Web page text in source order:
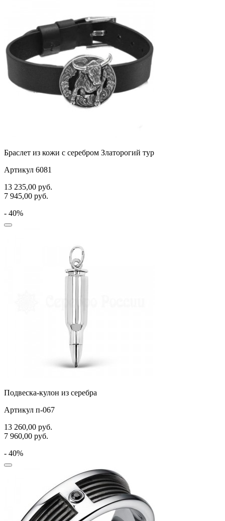
Браслет из кожи с серебром Златорогий тур
Артикул 6081
13 235,00 руб.
7 945,00 руб.
- 40%
Подвеска-кулон из серебра
Артикул п-067
13 260,00 руб.
7 960,00 руб.
- 40%